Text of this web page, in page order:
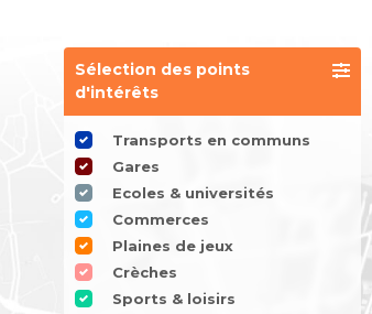
Sélection des points
d'intérêts
Transports en communs
Gares
Ecoles & universités
Commerces
Plaines de jeux
Crèches
Sports & loisirs